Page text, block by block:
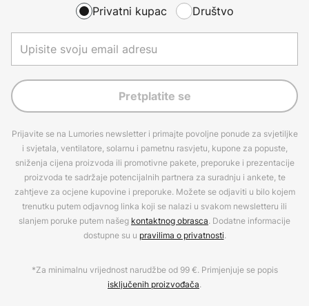
Privatni kupac Društvo
Pretplatite se
Prijavite se na Lumories newsletter i primajte povoljne ponude za svjetiljke
i svjetala, ventilatore, solarnu i pametnu rasvjetu, kupone za popuste,
sniženja cijena proizvoda ili promotivne pakete, preporuke i prezentacije
proizvoda te sadržaje potencijalnih partnera za suradnju i ankete, te
zahtjeve za ocjene kupovine i preporuke. Možete se odjaviti u bilo kojem
trenutku putem odjavnog linka koji se nalazi u svakom newsletteru ili
slanjem poruke putem našeg kontaktnog obrasca. Dodatne informacije
dostupne su u pravilima o privatnosti.
*Za minimalnu vrijednost narudžbe od 99 €. Primjenjuje se popis
isključenih proizvođača.